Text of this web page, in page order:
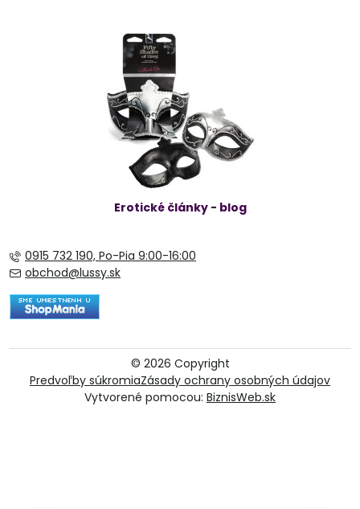
Erotické články - blog
0915 732 190, Po-Pia 9:00-16:00
obchod@lussy.sk
© 2026 Copyright
Predvoľby súkromiaZásady ochrany osobných údajov
Vytvorené pomocou: BiznisWeb.sk